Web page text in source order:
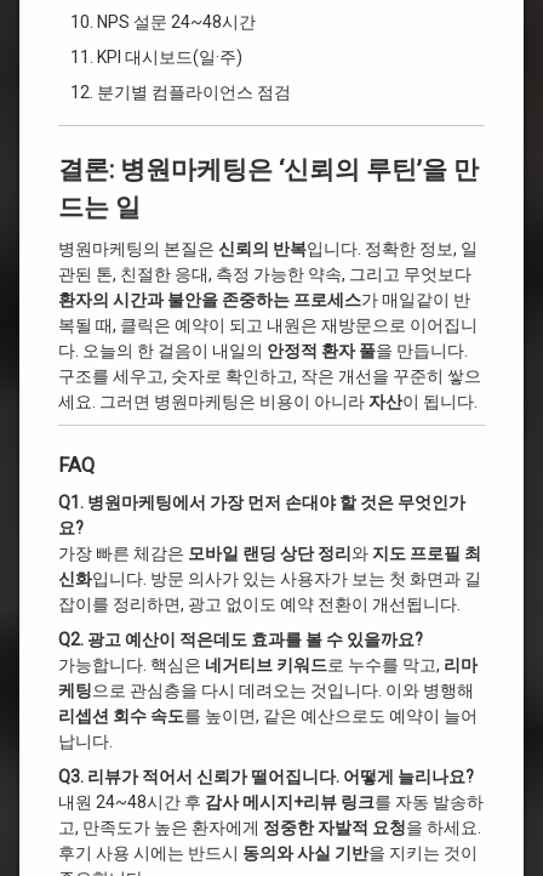
NPS 설문 24~48시간
KPI 대시보드(일·주)
분기별 컴플라이언스 점검
결론: 병원마케팅은 ‘신뢰의 루틴’을 만
드는 일
병원마케팅의 본질은 신뢰의 반복입니다. 정확한 정보, 일
관된 톤, 친절한 응대, 측정 가능한 약속, 그리고 무엇보다
환자의 시간과 불안을 존중하는 프로세스가 매일같이 반
복될 때, 클릭은 예약이 되고 내원은 재방문으로 이어집니
다. 오늘의 한 걸음이 내일의 안정적 환자 풀을 만듭니다.
구조를 세우고, 숫자로 확인하고, 작은 개선을 꾸준히 쌓으
세요. 그러면 병원마케팅은 비용이 아니라자산이 됩니다.
FAQ
Q1. 병원마케팅에서 가장 먼저 손대야 할 것은 무엇인가
요?
가장 빠른 체감은 모바일 랜딩 상단 정리 와 지도 프로필 최
신화입니다. 방문 의사가 있는 사용자가 보는 첫 화면과 길
잡이를 정리하면, 광고 없이도 예약 전환이 개선됩니다.
Q2. 광고 예산이 적은데도 효과를 볼 수 있을까요?
가능합니다. 핵심은 네거티브 키워드로 누수를 막고, 리마
케팅으로 관심층을 다시 데려오는 것입니다. 이와 병행해
리셉션 회수 속도를 높이면, 같은 예산으로도 예약이 늘어
납니다.
Q3. 리뷰가 적어서 신뢰가 떨어집니다. 어떻게 늘리나요?
내원 24~48시간 후 감사 메시지+리뷰 링크를 자동 발송하
고, 만족도가 높은 환자에게 정중한 자발적 요청을 하세요.
후기 사용 시에는 반드시 동의와 사실 기반을 지키는 것이